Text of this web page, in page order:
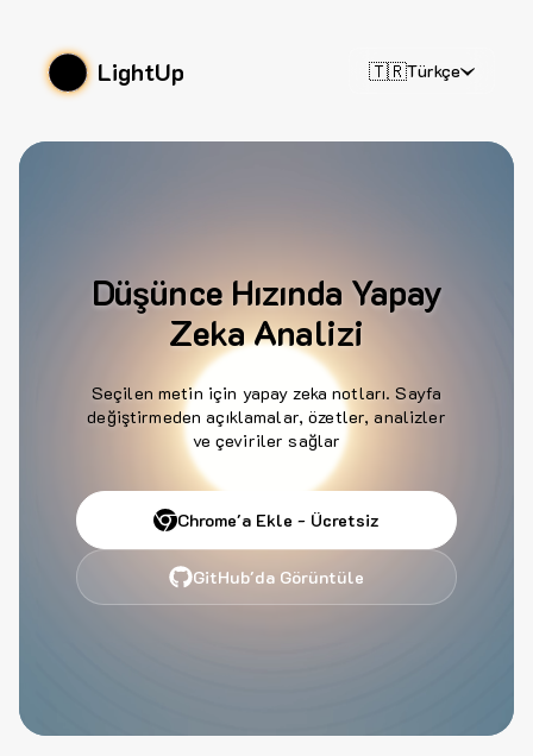
LightUp 🇹🇷Türkçe
Düşünce Hızında Yapay
Zeka Analizi
Seçilen metin için yapay zeka notları. Sayfa
değiştirmeden açıklamalar, özetler, analizler
ve çeviriler sağlar
Chrome'a Ekle - Ücretsiz
GitHub'da Görüntüle